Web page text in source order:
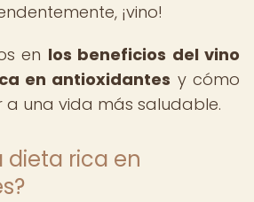
¡vino!
en los beneficios del vino
en antioxidantes y cómo
a una vida más saludable.
dieta rica en